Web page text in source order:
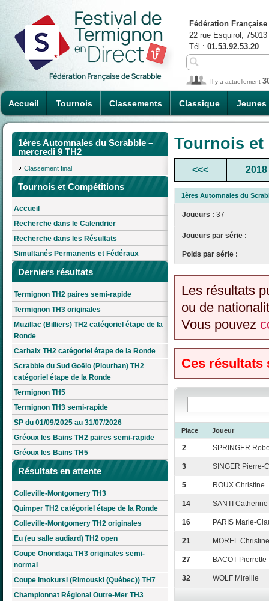
Accueil Tournois Classements Classique Jeunes
Fédération
22 rue Esquirol,
Tél : 01.53.92.53.20
Il y a actuellement
1ères Automnales du Scrabble –
mercredi 9 TH2
Classement final
Tournois et Compétitions
Accueil
Recherche dans le Calendrier
Recherche dans les Résultats
Simultanés Permanents et Fédéraux
Derniers résultats
Termignon TH2 paires semi-rapide
Termignon TH3 originales
Muzillac (Billiers) TH2 catégoriel étape de la
Ronde
Carhaix TH2 catégoriel étape de la Ronde
Scrabble du Sud Goëlo (Plourhan) TH2
catégoriel étape de la Ronde
Termignon TH5
Termignon TH3 semi-rapide
SP du 01/09/2025 au 31/07/2026
Gréoux les Bains TH2 paires semi-rapide
Gréoux les Bains TH5
Résultats en attente
Colleville-Montgomery TH3
Quimper TH2 catégoriel étape de la Ronde
Colleville-Montgomery TH2 originales
Eu (eu salle audiard) TH2 open
Coupe Onondaga TH3 originales semi-
normal
Coupe Imokursi (Rimouski (Québec)) TH7
Championnat Régional Outre-Mer TH3
Tournois
<<< 2018
1ères Automnales du
Joueurs : 37
Joueurs par série :
Poids par série :
Les résultats
ou de
Vous pouvez
Ces résultats
Place Joueur
2 SPRINGER
3 SINGER Pierre-
5 ROUX Christine
14 SANTI Catherine
16 PARIS Marie-
21 MOREL Christine
27 BACOT Pierrette
32 WOLF Mireille